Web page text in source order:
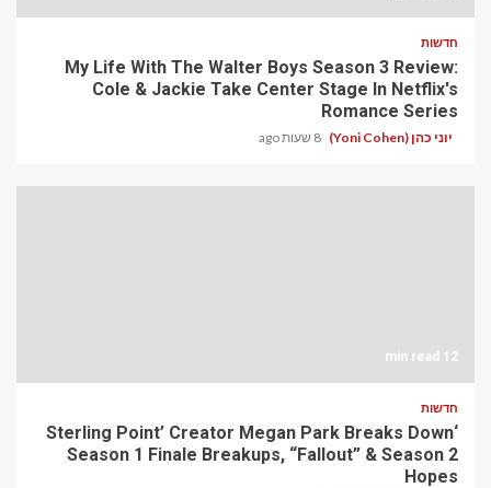
חדשות
My Life With The Walter Boys Season 3 Review:
Cole & Jackie Take Center Stage In Netflix's
Romance Series
יוני כהן (Yoni Cohen) 8 שעות ago
12 min read
חדשות
‘Sterling Point’ Creator Megan Park Breaks Down
Season 1 Finale Breakups, “Fallout” & Season 2
Hopes